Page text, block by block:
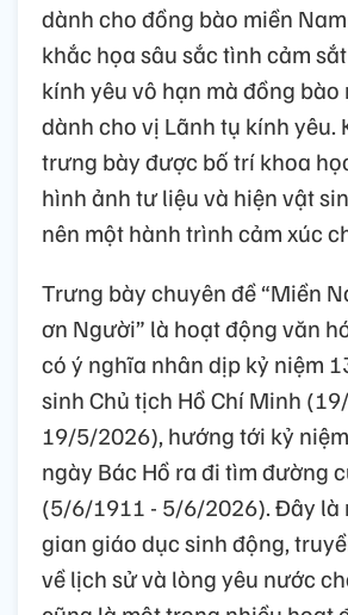
dành cho đồng bào miền
khắc họa sâu sắc tình cảm
kính yêu vô hạn mà đồng bào
dành cho vị Lãnh tụ kính yêu.
trưng bày được bố trí khoa
hình ảnh tư liệu và hiện vật
nên một hành trình cảm xúc
Trưng bày chuyên đề “Miền
ơn Người” là hoạt động văn
có ý nghĩa nhân dịp kỷ niệm
sinh Chủ tịch Hồ Chí Minh
19/5/2026), hướng tới kỷ
ngày Bác Hồ ra đi tìm đường
(5/6/1911 - 5/6/2026). Đây là
gian giáo dục sinh động,
về lịch sử và lòng yêu nước